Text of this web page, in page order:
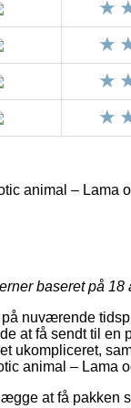
animal – Lama
baseret på 18
nuværende
at få sendt til en
ukompliceret,
animal – Lama
at få pakken